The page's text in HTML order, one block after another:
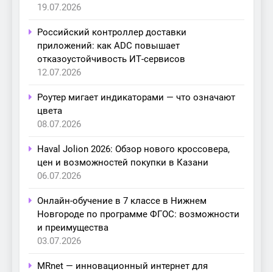
19.07.2026
Российский контроллер доставки
приложений: как ADC повышает
отказоустойчивость ИТ-сервисов
12.07.2026
Роутер мигает индикаторами — что означают
цвета
08.07.2026
Haval Jolion 2026: Обзор нового кроссовера,
цен и возможностей покупки в Казани
06.07.2026
Онлайн-обучение в 7 классе в Нижнем
Новгороде по программе ФГОС: возможности
и преимущества
03.07.2026
MRnet — инновационный интернет для